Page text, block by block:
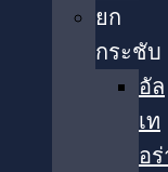
ยก
กระชับ
อัล
เท
อร่